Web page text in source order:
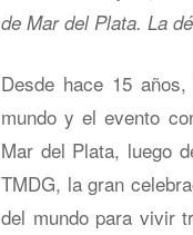
de Mar del Plata. La
Desde hace 15
mundo y el evento
Mar del Plata, luego
TMDG, la gran
del mundo para vivir